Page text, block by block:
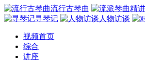
流行古琴曲
寻琴记
人物访谈
视频首页
综合
讲座